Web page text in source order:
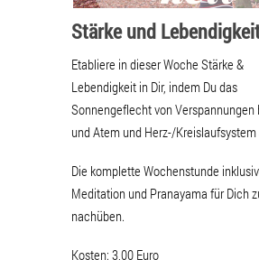
Stärke und
Etabliere in dieser Woche Stärke &
Lebendigkeit in Dir, indem Du das
Sonnengeflecht von Verspannungen
und Atem und Herz-/
Die komplette Wochenstunde
Meditation und Pranayama für Dich
nachüben.
Kosten: 3,00 Euro